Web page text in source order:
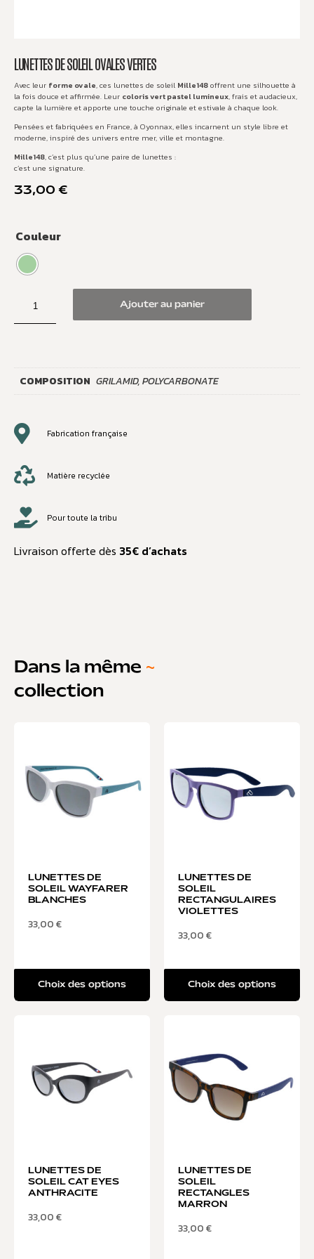
LUNETTES DE SOLEIL OVALES VERTES
Avec leur forme ovale, ces lunettes de soleil Mille148offrent une silhouette à
la fois douce et affirmée. Leur coloris vert pastel lumineux, frais et audacieux,
capte la lumière et apporte une touche originale et estivale à chaque look.
Pensées et fabriquées en France, à Oyonnax, elles incarnent un style libre et
moderne, inspiré des univers entre mer, ville et montagne.
Mille148, c’est plus qu’une paire de lunettes :
c’est une signature.
33,00 €
Couleur
Ajouter au panier
COMPOSITION GRILAMID, POLYCARBONATE
Fabrication française
Matière recyclée
Pour toute la tribu
Livraison offerte dès 35€ d’achats
Dans la même ~
collection
LUNETTES DE
SOLEIL WAYFARER
BLANCHES
33,00€
Choix des options
LUNETTES DE
SOLEIL
RECTANGULAIRES
VIOLETTES
33,00€
Choix des options
LUNETTES DE
SOLEIL CAT EYES
ANTHRACITE
33,00€
LUNETTES DE
SOLEIL
RECTANGLES
MARRON
33,00€